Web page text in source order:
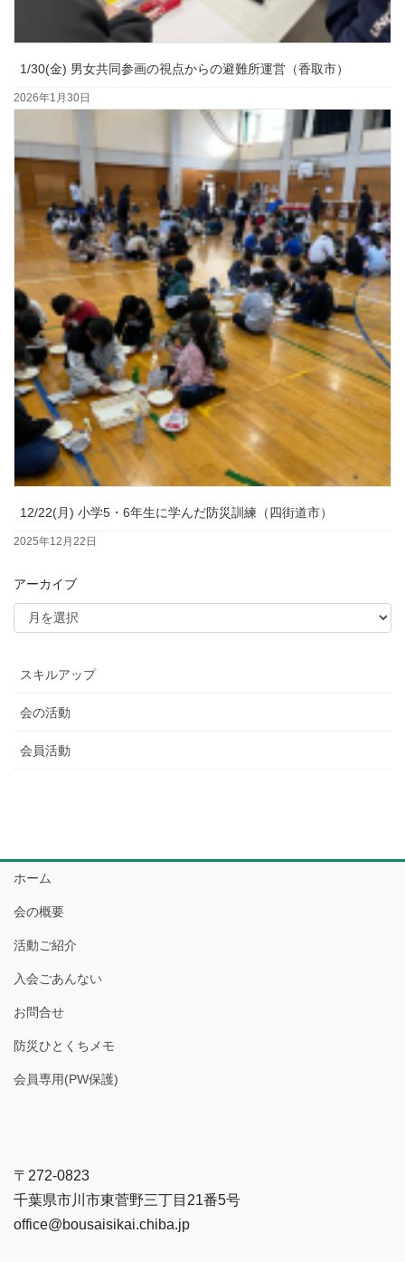
1/30(金) 男女共同参画の視点からの避難所運営（香取市）
2026年1月30日
12/22(月) 小学5・6年生に学んだ防災訓練（四街道市）
2025年12月22日
アーカイブ
スキルアップ
会の活動
会員活動
ホーム
会の概要
活動ご紹介
入会ごあんない
お問合せ
防災ひとくちメモ
会員専用(PW保護)
〒272-0823
千葉県市川市東菅野三丁目21番5号
office@bousaisikai.chiba.jp